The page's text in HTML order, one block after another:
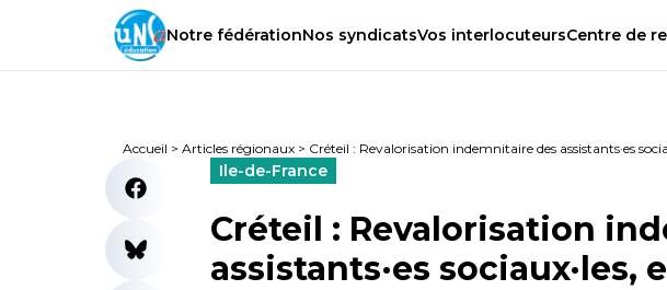
Notre fédérationNos syndicatsVos interlocuteursCentre de
Accueil > Articles régionaux > Créteil : Revalorisation indemnitaire des assistants·es
Ile-de-France
Créteil : Revalorisation
assistants·es sociaux·les,